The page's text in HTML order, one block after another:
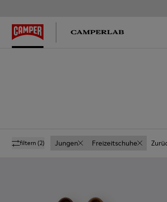
filtern (2) Jungen Freizeitschuhe